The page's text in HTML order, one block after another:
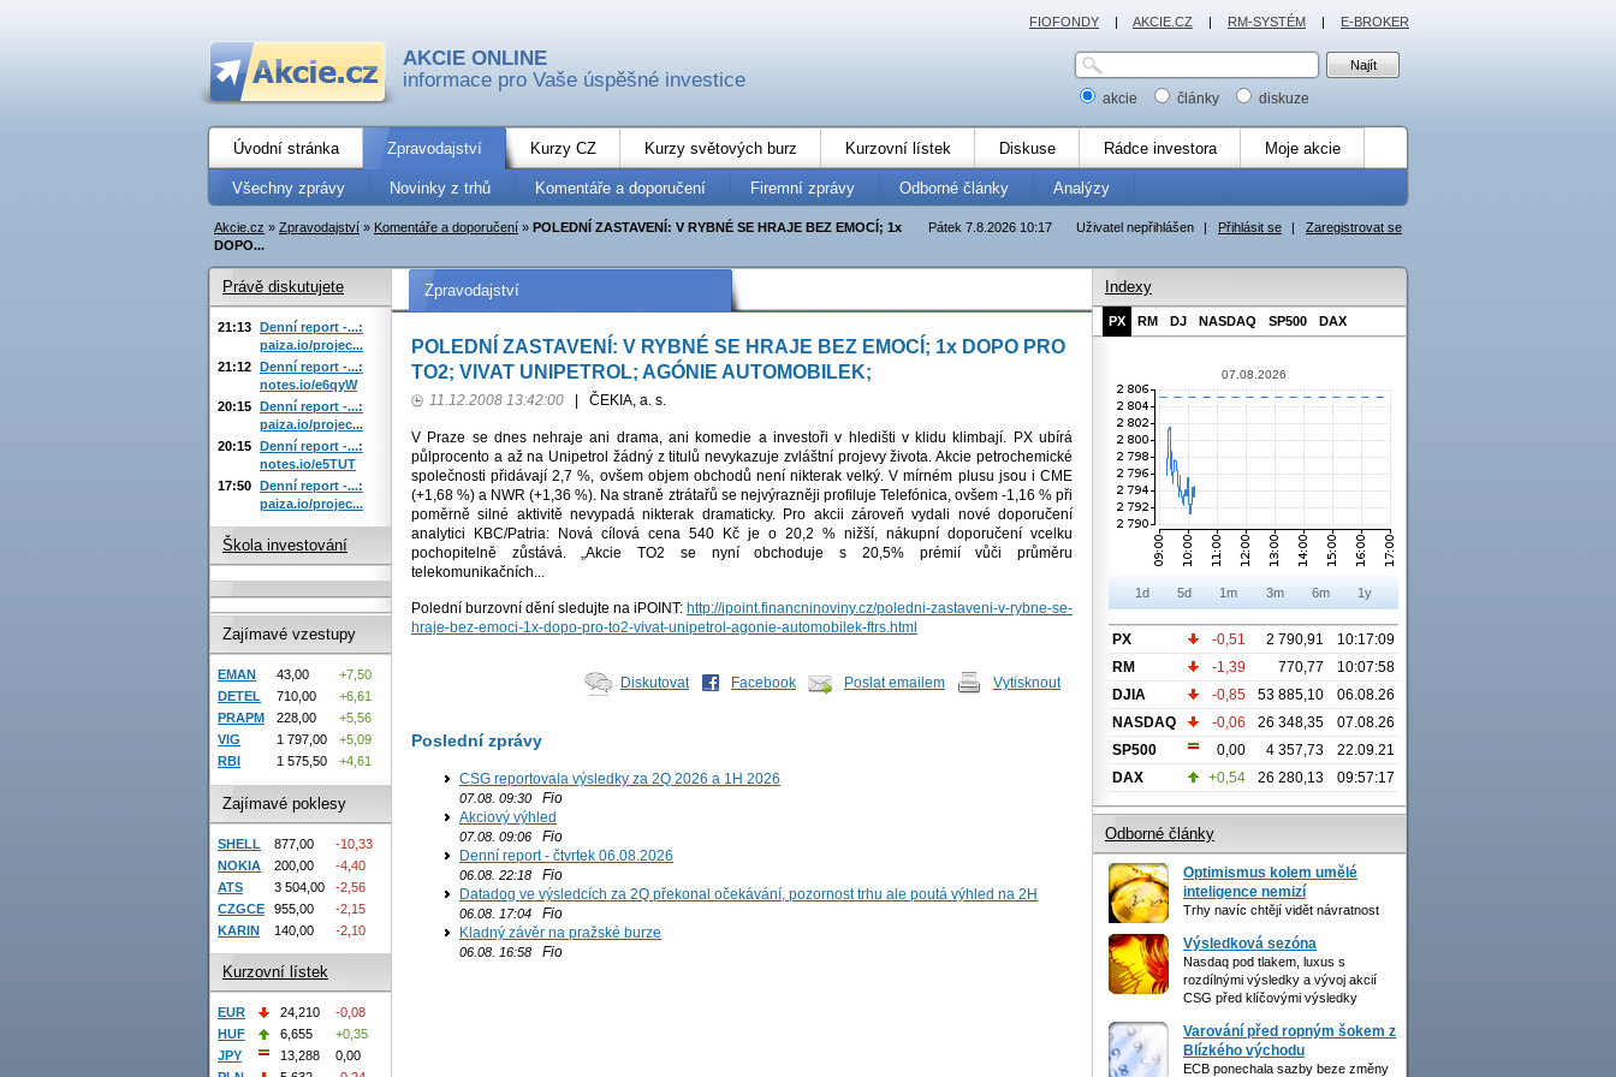
AKCIE ONLINE
informace pro Vaše úspěšné investice
akcie články diskuze
Úvodní stránka Zpravodajství Kurzy CZ Kurzy světových burz Kurzovní lístek Diskuse Rádce investora Moje akcie
Všechny zprávy Novinky z trhů Komentáře a doporučení Firemní zprávy Odborné články Analýzy
Uživatel nepřihlášen | Přihlásit se | Zaregistrovat se
Pátek 7.8.2026 10:17
Akcie.cz » Zpravodajství » Komentáře a doporučení » POLEDNÍ ZASTAVENÍ: V RYBNÉ SE HRAJE BEZ EMOCÍ; 1x
DOPO...
Zpravodajství
POLEDNÍ ZASTAVENÍ: V RYBNÉ SE HRAJE BEZ EMOCÍ; 1x DOPO PRO
TO2; VIVAT UNIPETROL; AGÓNIE AUTOMOBILEK;
11.12.2008 13:42:00 ČEKIA, a. s.
V Praze se dnes nehraje ani drama, ani komedie a investoři v hledišti v klidu klimbají. PX ubírá
půlprocento a až na Unipetrol žádný z titulů nevykazuje zvláštní projevy života. Akcie petrochemické
společnosti přidávají 2,7 %, ovšem objem obchodů není nikterak velký. V mírném plusu jsou i CME
(+1,68 %) a NWR (+1,36 %). Na straně ztrátařů se nejvýrazněji profiluje Telefónica, ovšem -1,16 % při
poměrně silné aktivitě nevypadá nikterak dramaticky. Pro akcii zároveň vydali nové doporučení
analytici KBC/Patria: Nová cílová cena 540 Kč je o 20,2 % nižší, nákupní doporučení vcelku
pochopitelně zůstává. „Akcie TO2 se nyní obchoduje s 20,5% prémií vůči průměru
telekomunikačních...
Polední burzovní dění sledujte na iPOINT: http://ipoint.financninoviny.cz/poledni-zastaveni-v-rybne-se-
hraje-bez-emoci-1x-dopo-pro-to2-vivat-unipetrol-agonie-automobilek-ftrs.html
Diskutovat Facebook Poslat emailem Vytisknout
Poslední zprávy
CSG reportovala výsledky za 2Q 2026 a 1H 2026
07.08. 09:30 Fio
Akciový výhled
07.08. 09:06 Fio
Denní report - čtvrtek 06.08.2026
06.08. 22:18 Fio
Datadog ve výsledcích za 2Q překonal očekávání, pozornost trhu ale poutá výhled na 2H
06.08. 17:04 Fio
Kladný závěr na pražské burze
06.08. 16:58 Fio
Právě diskutujete
21:13 Denní report -...:
paiza.io/projec...
21:12 Denní report -...:
notes.io/e6qyW
20:15 Denní report -...:
paiza.io/projec...
20:15 Denní report -...:
notes.io/e5TUT
17:50 Denní report -...:
paiza.io/projec...
Škola investování
Zajímavé vzestupy
EMAN 43,00
+7,50
DETEL
710,00
+6,61
PRAPM
228,00
+5,56
VIG
1 797,00
+5,09
RBI
1 575,50 +4,61
Zajímavé poklesy
SHELL 877,00
-10,33
NOKIA
200,00
-4,40
ATS
3 504,00
-2,56
CZGCE
955,00
-2,15
KARIN
140,00 -2,10
Kurzovní lístek
EUR 24,210
-0,08
HUF
6,655
+0,35
JPY
13,288
0,00
Indexy
PX RM DJ NASDAQ SP500 DAX
07.08.2026
1d 5d 1m 3m 6m 1y
PX -0,51 2 790,91
10:17:09
RM
-1,39 770,77
10:07:58
DJIA
-0,85 53 885,10
06.08.26
NASDAQ
-0,06 26 348,35
07.08.26
SP500
0,00 4 357,73
22.09.21
DAX
+0,54 26 280,13 09:57:17
Odborné články
Optimismus kolem umělé
inteligence nemizí
Trhy navíc chtějí vidět návratnost
Výsledková sezóna
Nasdaq pod tlakem, luxus s
rozdílnými výsledky a vývoj akcií
CSG před klíčovými výsledky
Varování před ropným šokem z
Blízkého východu
ECB ponechala sazby beze změny
FIOFONDY | AKCIE.CZ | RM-SYSTÉM | E-BROKER